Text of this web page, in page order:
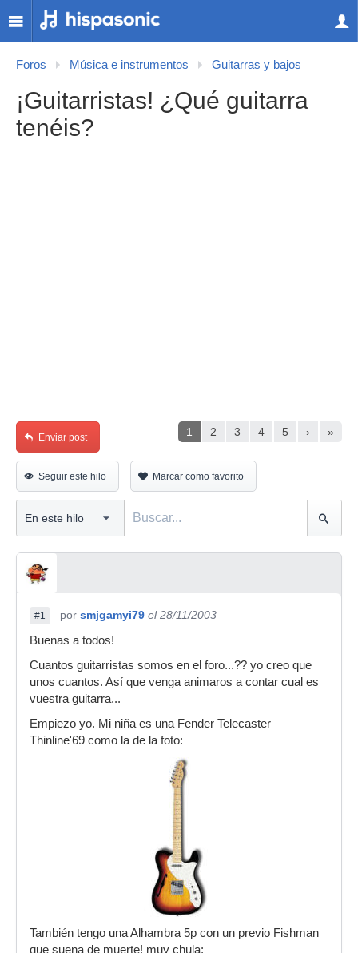
Foros Música e instrumentos Guitarras y bajos
¡Guitarristas! ¿Qué guitarra
tenéis?
1 2 3 4 5 › »
Enviar post
Seguir este hilo Marcar como favorito
#1 por smjgamyi79 el 28/11/2003
Buenas a todos!
Cuantos guitarristas somos en el foro...?? yo creo que
unos cuantos. Así que venga animaros a contar cual es
vuestra guitarra...
Empiezo yo. Mi niña es una Fender Telecaster
Thinline'69 como la de la foto:
También tengo una Alhambra 5p con un previo Fishman
que suena de muerte! muy chula: